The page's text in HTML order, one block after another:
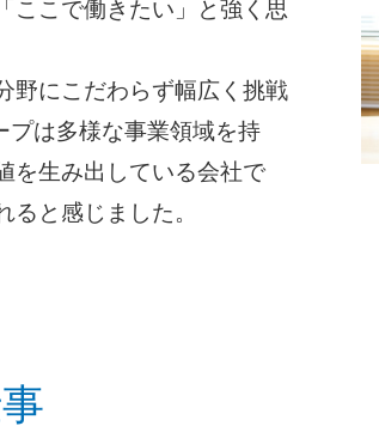
ここで働きたい」と強く思
野にこだわらず幅広く挑戦
プは多様な事業領域を持
を生み出している会社で
と感じました。